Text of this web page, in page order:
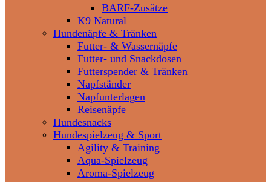
BARF-Zusätze
K9 Natural
Hundenäpfe & Tränken
Futter- & Wassernäpfe
Futter- und Snackdosen
Futterspender & Tränken
Napfständer
Napfunterlagen
Reisenäpfe
Hundesnacks
Hundespielzeug & Sport
Agility & Training
Aqua-Spielzeug
Aroma-Spielzeug